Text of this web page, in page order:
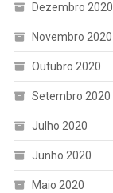
Dezembro 2020
Novembro 2020
Outubro 2020
Setembro 2020
Julho 2020
Junho 2020
Maio 2020